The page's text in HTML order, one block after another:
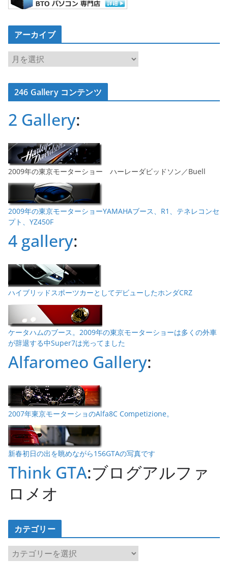
アーカイブ
ア
ー
カ
イ246 Gallery コンテンツ
2 Gallery:
2009年の東京モーターショー ハーレーダビッドソン／Buell
2009年の東京モーターショーYAMAHAブース、R1、テネレコンセ
プト、YZ450F
4 gallery:
ハイブリッドスポーツカーとしてデビューしたホンダCRZ
ケータハムのブース。2009年の東京モーターショーは多くの外車
が辞退する中Super7は光ってました
Alfaromeo Gallery:
2007年東京モーターショのAlfa8C Competizione。
新春初日の出を眺めながら156GTAの写真です
Think GTA:ブログアルファ
ロメオ
カテゴリー
カ
テ